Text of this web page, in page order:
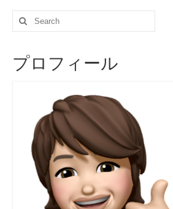
Search
プロフィール